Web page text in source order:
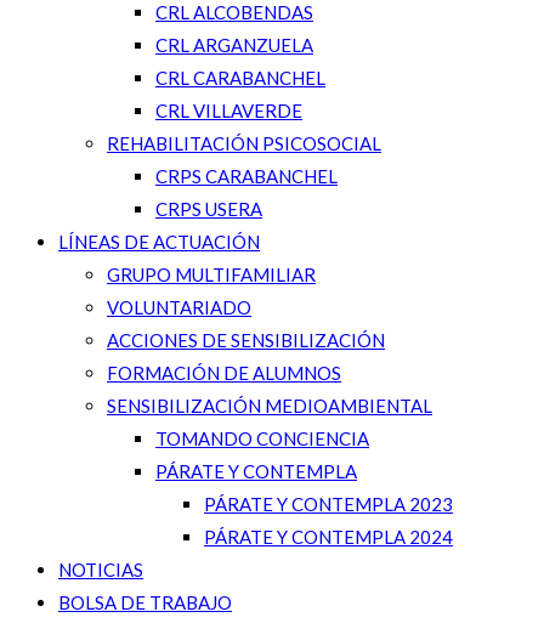
CRL ALCOBENDAS
CRL ARGANZUELA
CRL CARABANCHEL
CRL VILLAVERDE
REHABILITACIÓN PSICOSOCIAL
CRPS CARABANCHEL
CRPS USERA
LÍNEAS DE ACTUACIÓN
GRUPO MULTIFAMILIAR
VOLUNTARIADO
ACCIONES DE SENSIBILIZACIÓN
FORMACIÓN DE ALUMNOS
SENSIBILIZACIÓN MEDIOAMBIENTAL
TOMANDO CONCIENCIA
PÁRATE Y CONTEMPLA
PÁRATE Y CONTEMPLA 2023
PÁRATE Y CONTEMPLA 2024
NOTICIAS
BOLSA DE TRABAJO